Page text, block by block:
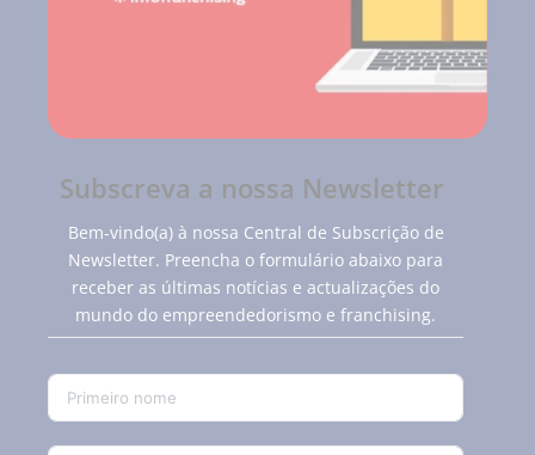
Subscreva a nossa Newsletter
Bem-vindo(a) à nossa Central de Subscrição de
Newsletter. Preencha o formulário abaixo para
receber as últimas notícias e actualizações do
mundo do empreendedorismo e franchising.